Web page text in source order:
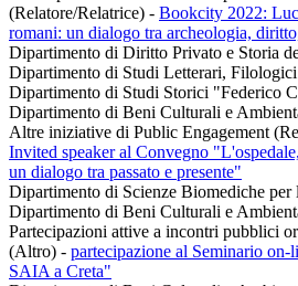
(Relatore/Relatrice) - Bookcity 2022:
romani: un dialogo tra archeologia,
Dipartimento di Diritto Privato e Storia
Dipartimento di Studi Letterari,
Dipartimento di Studi Storici "Federico
Dipartimento di Beni Culturali e
Altre iniziative di Public Engagement
Invited speaker al Convegno
un dialogo tra passato e presente"
Dipartimento di Scienze Biomediche per
Dipartimento di Beni Culturali e
Partecipazioni attive a incontri pubblici
(Altro) - partecipazione al Seminario
SAIA a Creta"